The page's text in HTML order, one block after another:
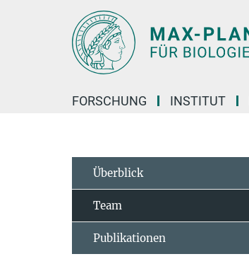
FORSCHUNG INSTITUT
Überblick
Team
Publikationen